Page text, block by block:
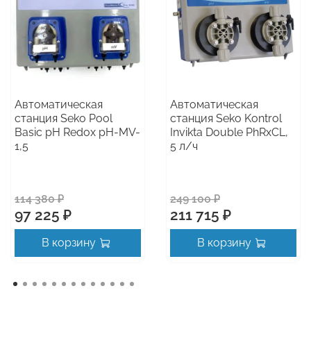
Автоматическая
станция Seko Pool
Basic pH Redox pH-MV-
1,5
114 380 ₽
97 225 ₽
В корзину
Автоматическая
станция Seko Kontrol
Invikta Double PhRxCL,
5 л/ч
249 100 ₽
211 715 ₽
В корзину